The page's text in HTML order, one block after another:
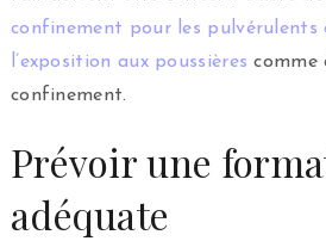
confinement pour les pulvérulents
l’exposition aux poussières comme
confinement.
Prévoir une
adéquate